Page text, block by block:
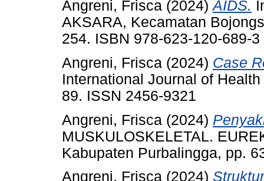
Angreni, Frisca (2024)AIDS.
AKSARA, Kecamatan
254. ISBN 978-623-120-689-3
Angreni, Frisca (2024) Case
International Journal of
89. ISSN 2456-9321
Angreni, Frisca (2024)
MUSKULOSKELETAL.
Kabupaten Purbalingga, pp.
Angreni, Frisca (2024)